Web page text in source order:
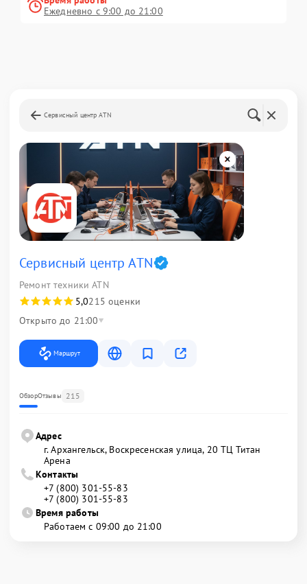
Ежедневно с 9:00 до 21:00
Сервисный центр ATN
Сервисный центр ATN
Ремонт техники ATN
5,0215 оценки
Открыто до 21:00
Маршрут
ОбзорОтзывы 215
Адрес
г. Архангельск, Воскресенская улица, 20 ТЦ Титан
Арена
Контакты
+7 (800) 301-55-83
+7 (800) 301-55-83
Время работы
Работаем с 09:00 до 21:00